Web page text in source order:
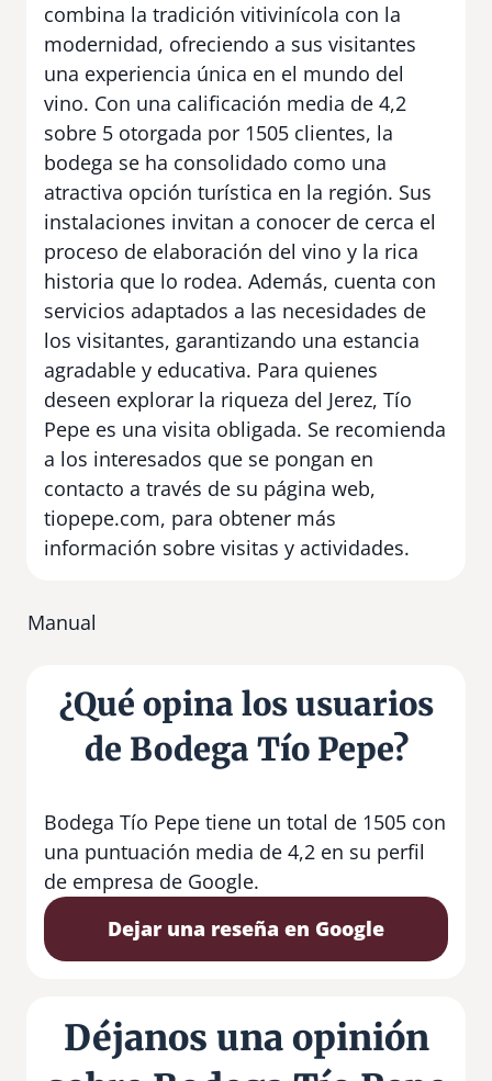
combina la tradición vitivinícola con la
modernidad, ofreciendo a sus visitantes
una experiencia única en el mundo del
vino. Con una calificación media de 4,2
sobre 5 otorgada por 1505 clientes, la
bodega se ha consolidado como una
atractiva opción turística en la región. Sus
instalaciones invitan a conocer de cerca el
proceso de elaboración del vino y la rica
historia que lo rodea. Además, cuenta con
servicios adaptados a las necesidades de
los visitantes, garantizando una estancia
agradable y educativa. Para quienes
deseen explorar la riqueza del Jerez, Tío
Pepe es una visita obligada. Se recomienda
a los interesados que se pongan en
contacto a través de su página web,
tiopepe.com, para obtener más
información sobre visitas y actividades.
Manual
¿Qué opina los usuarios
de Bodega Tío Pepe?
Bodega Tío Pepe tiene un total de 1505 con
una puntuación media de 4,2 en su perfil
de empresa de Google.
Dejar una reseña en Google
Déjanos una opinión